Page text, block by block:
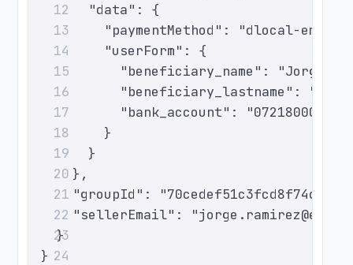
12
      "data": {
13
"paymentMethod": "dlocal-
14
        "userForm": {
15
          "beneficiary_name": "Jorge",
16
"beneficiary_lastname":
17
"bank_account":
18
        }
19
      }
20
    },
21
"groupId":
22
"sellerEmail":
23
  }
24
}